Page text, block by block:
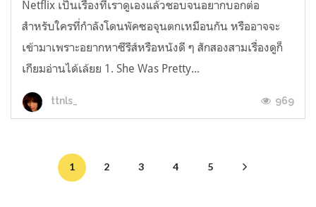
Netflix เป็นเรื่องที่เราดูเองแล้วชอบจนอยากบอกต่อ
สำหรับใครที่กำลังโดนพัคซอจุนตกเหมือนกัน หรืออาจจะ
เข้ามาเพราะอยากหาซีรีส์หรือหนังดี ๆ สักสองสามเรื่องดูก็
เกียมอ่านได้เล้ยย 1. She Was Pretty...
ttnls_ 969
1 2 3 4 5